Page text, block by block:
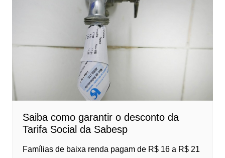
Saiba como garantir o desconto da
Tarifa Social da Sabesp
Famílias de baixa renda pagam de R$ 16 a R$ 21